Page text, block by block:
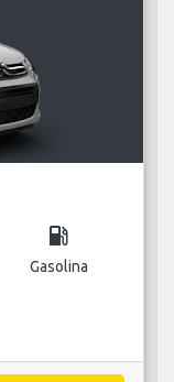
local_gas_station
Gasolina